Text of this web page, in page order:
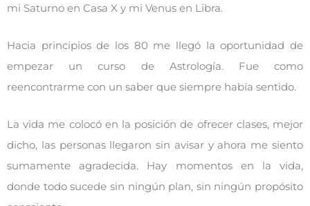
mi Saturno en Casa X y mi Venus en Libra.
Hacia principios de los 80 me llegó la oportunidad de
empezar un curso de Astrología. Fue como
reencontrarme con un saber que siempre había sentido.
La vida me colocó en la posición de ofrecer clases, mejor
dicho, las personas llegaron sin avisar y ahora me siento
sumamente agradecida. Hay momentos en la vida,
donde todo sucede sin ningún plan, sin ningún propósito